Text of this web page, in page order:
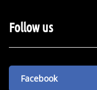
Follow us
Facebook